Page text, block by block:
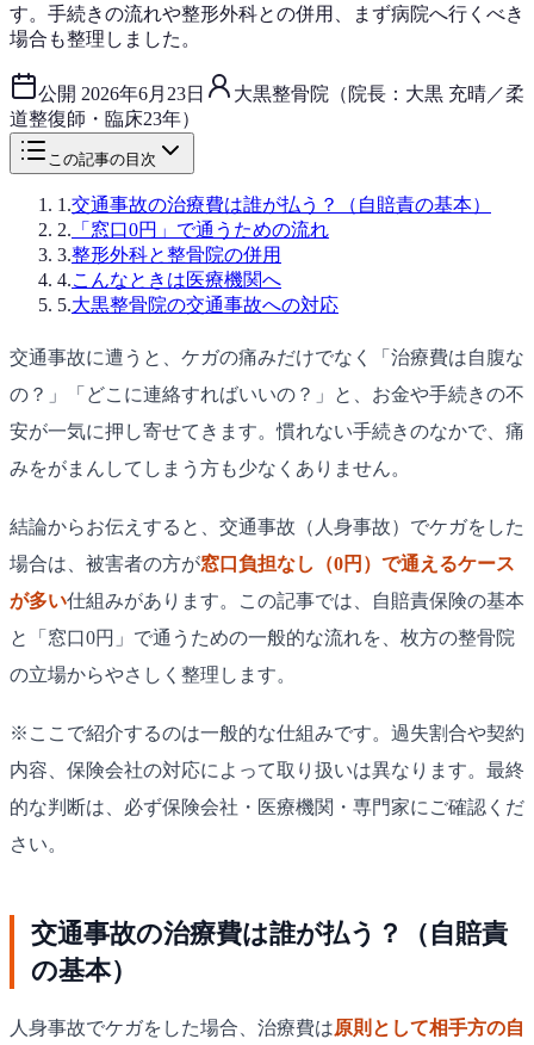
す。手続きの流れや整形外科との併用、まず病院へ行くべき
場合も整理しました。
公開 2026年6月23日
大黒整骨院（院長：大黒 充晴／柔
道整復師・臨床23年）
この記事の目次
1 .交通事故の治療費は誰が払う？（自賠責の基本）
2. 「窓口0円」で通うための流れ
3.整形外科と整骨院の併用
4.こんなときは医療機関へ
5.大黒整骨院の交通事故への対応
交通事故に遭うと、ケガの痛みだけでなく「治療費は自腹な
の？」「どこに連絡すればいいの？」と、お金や手続きの不
安が一気に押し寄せてきます。慣れない手続きのなかで、痛
みをがまんしてしまう方も少なくありません。
結論からお伝えすると、交通事故（人身事故）でケガをした
場合は、被害者の方が窓口負担なし（0円）で通えるケース
が多い仕組みがあります。この記事では、自賠責保険の基本
と「窓口0円」で通うための一般的な流れを、枚方の整骨院
の立場からやさしく整理します。
※ここで紹介するのは一般的な仕組みです。過失割合や契約
内容、保険会社の対応によって取り扱いは異なります。最終
的な判断は、必ず保険会社・医療機関・専門家にご確認くだ
さい。
交通事故の治療費は誰が払う？（自賠責
の基本）
人身事故でケガをした場合、治療費は原則として相手方の自